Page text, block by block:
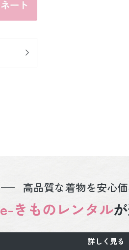
高品質な着物を安心
e-きものレンタル
詳しく見る